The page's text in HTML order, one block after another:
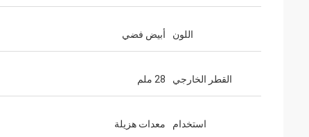
اللون أبيض فضي
القطر الخارجي 28 ملم
استخدام معدات هزيلة